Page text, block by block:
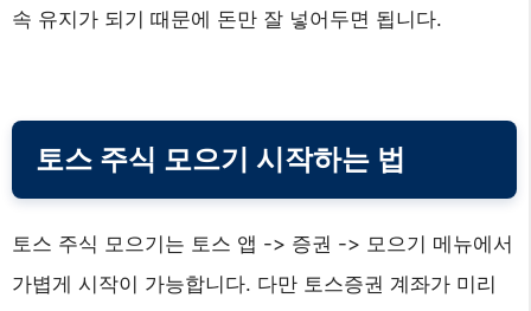
속 유지가 되기 때문에 돈만 잘 넣어두면 됩니다.
토스 주식 모으기 시작하는 법
토스 주식 모으기는 토스 앱 -> 증권 -> 모으기 메뉴에서
가볍게 시작이 가능합니다. 다만 토스증권 계좌가 미리